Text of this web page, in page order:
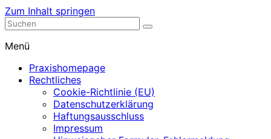
Zum Inhalt springen
Nephrologische Praxis mit Dialyse
Menü
Praxishomepage
Rechtliches
Cookie-Richtlinie (EU)
Datenschutzerklärung
Haftungsausschluss
Impressum